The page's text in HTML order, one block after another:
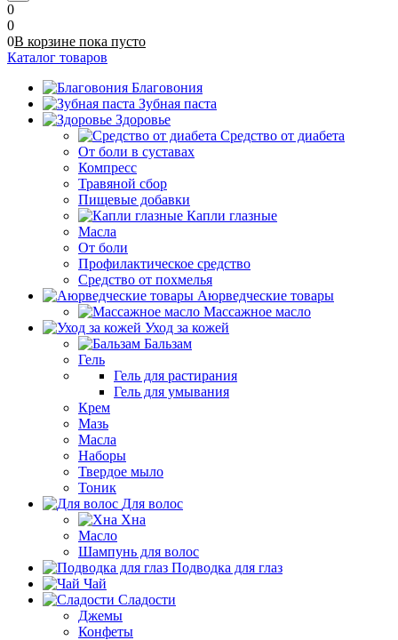
0
0
0В корзине пока пусто
Каталог товаров
Благовония
Зубная паста
Здоровье
Средство от диабета
От боли в суставах
Компресс
Травяной сбор
Пищевые добавки
Капли глазные
Масла
От боли
Профилактическое средство
Средство от похмелья
Аюрведческие товары
Массажное масло
Уход за кожей
Бальзам
Гель
Гель для растирания
Гель для умывания
Крем
Мазь
Масла
Наборы
Твердое мыло
Тоник
Для волос
Хна
Масло
Шампунь для волос
Подводка для глаз
Чай
Сладости
Джемы
Конфеты